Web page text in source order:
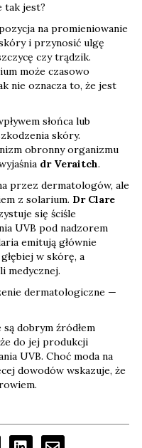
tak jest?
na promieniowanie
i przynosić ulgę
czy trądzik.
może czasowo
nie oznacza to, że jest
słońca lub
skóry.
obronny organizmu
dr Veraitch.
przez dermatologów, ale
z solarium. Dr Clare
się ściśle
UVB pod nadzorem
emitują głównie
w skórę, a
medycznej.
dermatologiczne —
dobrym źródłem
że do jej produkcji
UVB. Choć moda na
dowodów wskazuje, że